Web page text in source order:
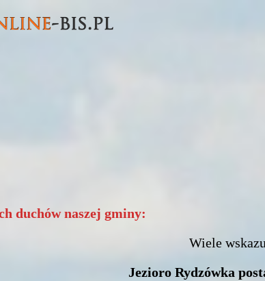
duchów naszej gminy:
Wiele
Jezioro Rydzówka